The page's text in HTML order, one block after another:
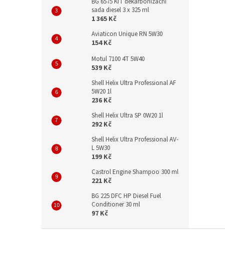
sada diesel 3 x 325 ml
1 365 Kč
Aviaticon Unique RN 5W30
154 Kč
Motul 7100 4T 5W40
539 Kč
Shell Helix Ultra Professional AF
5W20 1l
236 Kč
Shell Helix Ultra SP 0W20 1l
292 Kč
Shell Helix Ultra Professional AV-
L 5W30
199 Kč
Castrol Engine Shampoo 300 ml
221 Kč
BG 225 DFC HP Diesel Fuel
Conditioner 30 ml
97 Kč